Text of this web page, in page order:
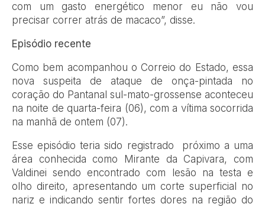
com um gasto energético menor eu não vou
precisar correr atrás de macaco”, disse.
Episódio recente
Como bem acompanhou o Correio do Estado, essa
nova suspeita de ataque de onça-pintada no
coração do Pantanal sul-mato-grossense aconteceu
na noite de quarta-feira (06), com a vítima socorrida
na manhã de ontem (07).
Esse episódio teria sido registrado próximo a uma
área conhecida como Mirante da Capivara, com
Valdinei sendo encontrado com lesão na testa e
olho direito, apresentando um corte superficial no
nariz e indicando sentir fortes dores na região do